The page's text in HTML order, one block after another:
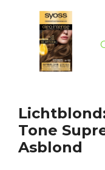
Tone
Asblond